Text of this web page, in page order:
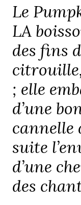
Le
LA
des fins
citrouille,
; elle
d’une
cannelle
suite
d’une
des